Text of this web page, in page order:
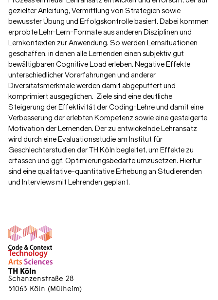
gezielter Anleitung, Vermittlung von Strategien sowie
bewusster Übung und Erfolgskontrolle basiert. Dabei kommen
erprobte Lehr-Lern-Formate aus anderen Disziplinen und
Lernkontexten zur Anwendung. So werden Lernsituationen
geschaffen, in denen alle Lernenden einen subjektiv gut
bewältigbaren Cognitive Load erleben. Negative Effekte
unterschiedlicher Vorerfahrungen und anderer
Diversitätsmerkmale werden damit abgepuffert und
komprimiert ausgeglichen. Ziele sind eine deutliche
Steigerung der Effektivität der Coding-Lehre und damit eine
Verbesserung der erlebten Kompetenz sowie eine gesteigerte
Motivation der Lernenden. Der zu entwickelnde Lehransatz
wird durch eine Evaluationsstudie am Institut für
Geschlechterstudien der TH Köln begleitet, um Effekte zu
erfassen und ggf. Optimierungsbedarfe umzusetzen. Hierfür
sind eine qualitative-quantitative Erhebung an Studierenden
und Interviews mit Lehrenden geplant.
Schanzenstraße 28
51063 Köln (Mülheim)